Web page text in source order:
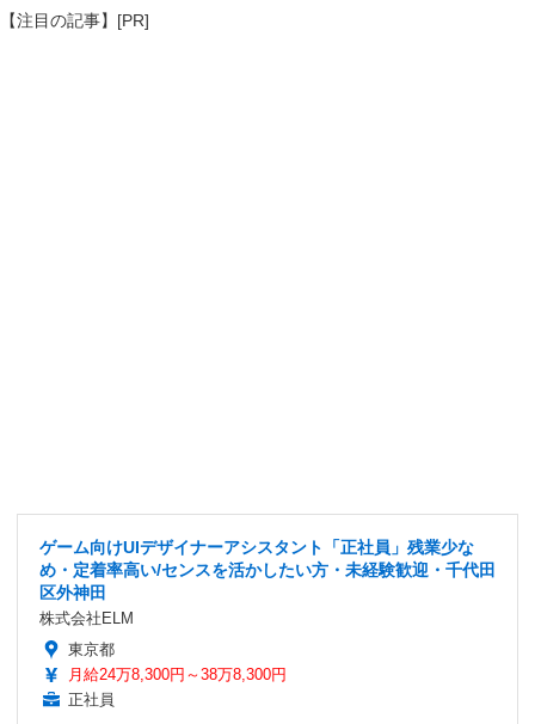
【注目の記事】[PR]
ゲーム向けUIデザイナーアシスタント「正社員」残業少な
め・定着率高い/センスを活かしたい方・未経験歓迎・千代田
区外神田
株式会社ELM
東京都
月給24万8,300円～38万8,300円
正社員